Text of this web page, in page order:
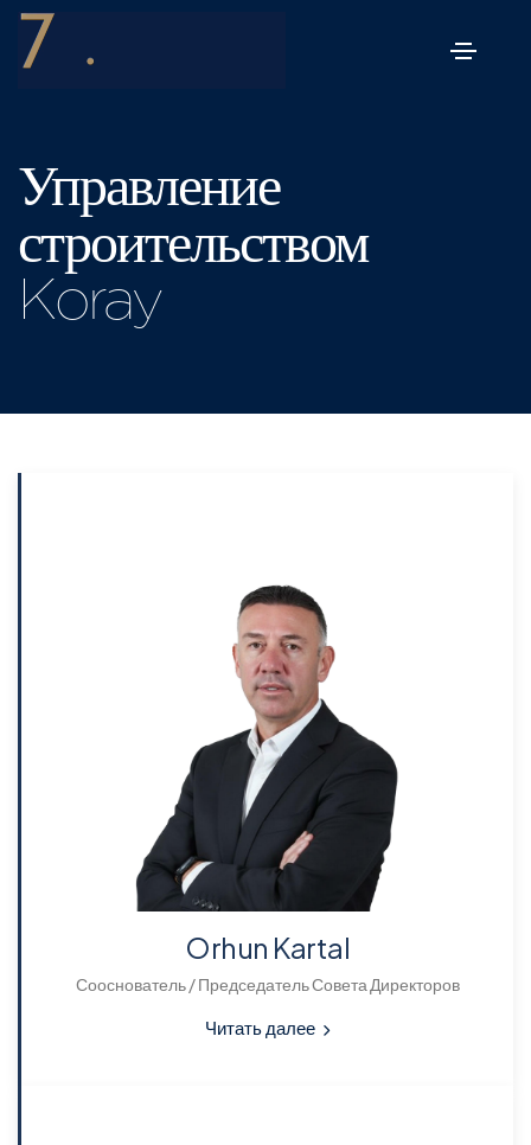
Управление
строительством
Koray
Orhun Kartal
Сооснователь / Председатель Совета Директоров
Читать далее